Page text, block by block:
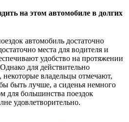
на этом автомобиле в долгих
автомобиль достаточно
места для водителя и
удобство на протяжении
для действительно
владельцы отмечают,
быть лучше, а сиденья немного
для большинства поездок
удовлетворительно.